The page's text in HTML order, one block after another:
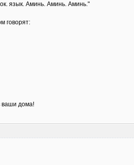
язык. Аминь. Аминь. Аминь."
говорят:
ваши дома!